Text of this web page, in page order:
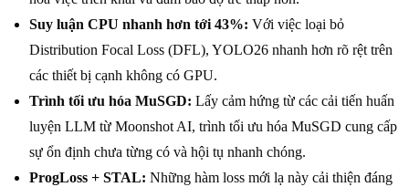
Suy luận CPU nhanh hơn tới 43%: Với việc loại bỏ
Distribution Focal Loss (DFL), YOLO26 nhanh hơn rõ rệt trên
các thiết bị cạnh không có GPU.
Trình tối ưu hóa MuSGD: Lấy cảm hứng từ các cải tiến huấn
luyện LLM từ Moonshot AI, trình tối ưu hóa MuSGD cung cấp
sự ổn định chưa từng có và hội tụ nhanh chóng.
ProgLoss + STAL: Những hàm loss mới lạ này cải thiện đáng